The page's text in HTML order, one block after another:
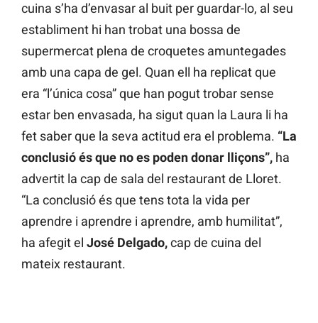
cuina s’ha d’envasar al buit per guardar-lo, al seu
establiment hi han trobat una bossa de
supermercat plena de croquetes amuntegades
amb una capa de gel. Quan ell ha replicat que
era “l’única cosa” que han pogut trobar sense
estar ben envasada, ha sigut quan la Laura li ha
fet saber que la seva actitud era el problema. “La
conclusió és que no es poden donar lliçons”, ha
advertit la cap de sala del restaurant de Lloret.
“La conclusió és que tens tota la vida per
aprendre i aprendre i aprendre, amb humilitat”,
ha afegit el José Delgado,cap de cuina del
mateix restaurant.